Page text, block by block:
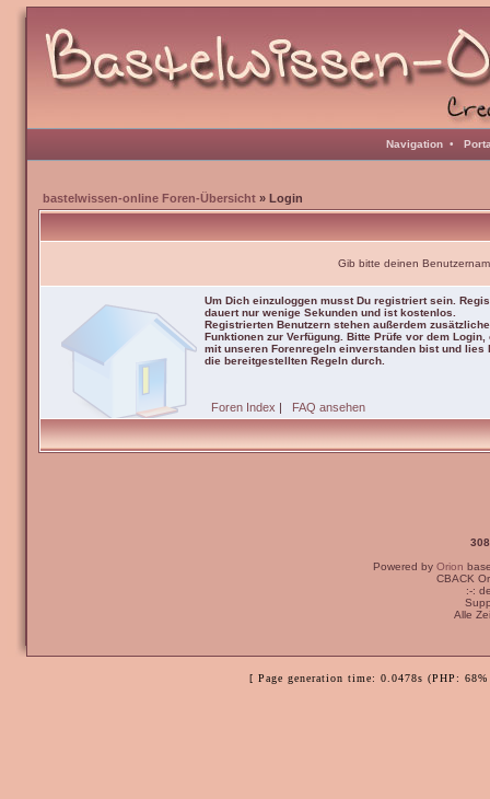
Navigation •
bastelwissen-online Foren-Übersicht » Login
Gib bitte deinen
Um Dich einzuloggen musst Du registriert sein.
dauert nur wenige Sekunden und ist kostenlos.
Registrierten Benutzern stehen außerdem zusätzliche
Funktionen zur Verfügung. Bitte Prüfe vor dem Login,
mit unseren Forenregeln einverstanden bist und lies
die bereitgestellten Regeln durch.
Foren Index | FAQ ansehen
Powered by Orion
CBACK
:-:
Alle
[ Page generation time: 0.0478s (PHP: